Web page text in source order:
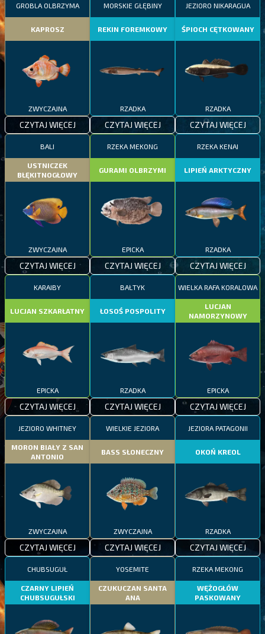
GROBLA OLBRZYMA
KAPROSZ
ZWYCZAJNA
CZYTAJ WIĘCEJ
MORSKIE GŁĘBINY
REKIN FOREMKOWY
RZADKA
CZYTAJ WIĘCEJ
JEZIORO NIKARAGUA
ŚPIOCH CĘTKOWANY
RZADKA
CZYTAJ WIĘCEJ
BALI
USTNICZEK
BŁĘKITNOGŁOWY
ZWYCZAJNA
CZYTAJ WIĘCEJ
RZEKA MEKONG
GURAMI OLBRZYMI
EPICKA
CZYTAJ WIĘCEJ
RZEKA KENAI
LIPIEŃ ARKTYCZNY
RZADKA
CZYTAJ WIĘCEJ
KARAIBY
LUCJAN SZKARŁATNY
EPICKA
CZYTAJ WIĘCEJ
BAŁTYK
ŁOSOŚ POSPOLITY
RZADKA
CZYTAJ WIĘCEJ
WIELKA RAFA KORALOWA
LUCJAN
NAMORZYNOWY
EPICKA
CZYTAJ WIĘCEJ
JEZIORO WHITNEY
MORON BIAŁY Z SAN
ANTONIO
ZWYCZAJNA
CZYTAJ WIĘCEJ
WIELKIE JEZIORA
BASS SŁONECZNY
ZWYCZAJNA
CZYTAJ WIĘCEJ
JEZIORA PATAGONII
OKOŃ KREOL
RZADKA
CZYTAJ WIĘCEJ
CHUBSUGUŁ
CZARNY LIPIEŃ
CHUBSUGUŁSKI
YOSEMITE
CZUKUCZAN SANTA
ANA
RZEKA MEKONG
WĘŻOGŁÓW
PASKOWANY